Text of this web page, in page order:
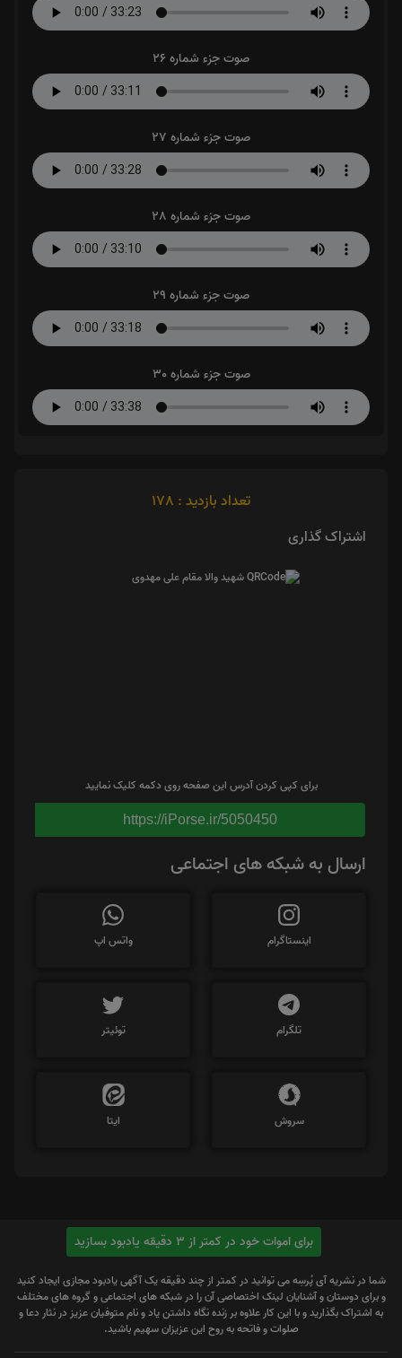
صوت جزء شماره 26
صوت جزء شماره 27
صوت جزء شماره 28
صوت جزء شماره 29
صوت جزء شماره 30
تعداد بازدید : 178
اشتراک گذاری
برای کپی کردن آدرس این صفحه روی دکمه کلیک نمایید
https://iPorse.ir/5050450
ارسال به شبکه های اجتماعی
اینستاگرام واتس اپ
تلگرام توئیتر
سروش ایتا
برای اموات خود در کمتر از 3 دقیقه یادبود بسازید
شما در نشریه آی پُرسِه می توانید در کمتر از چند دقیقه یک آگهی یادبود مجازی ایجاد کنید
و برای دوستان و آشنایان لینک اختصاصی آن را در شبکه های اجتماعی و گروه های مختلف
به اشتراک بگذارید و با این کار علاوه بر زنده نگاه داشتن یاد و نام متوفیان عزیز در نثار دعا و
صلوات و فاتحه به روح این عزیزان سهیم باشید.